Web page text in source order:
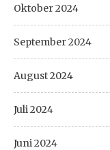
Oktober 2024
September 2024
August 2024
Juli 2024
Juni 2024